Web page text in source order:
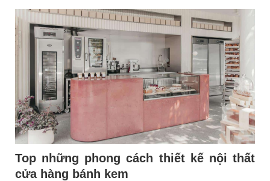
Top những phong cách thiết kế nội thất
cửa hàng bánh kem